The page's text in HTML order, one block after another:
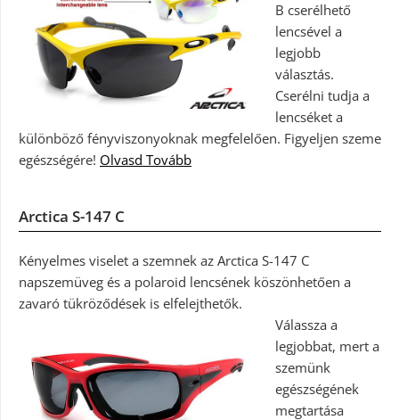
B cserélhető
lencsével a
legjobb
választás.
Cserélni tudja a
lencséket a
különböző fényviszonyoknak megfelelően. Figyeljen szeme
egészségére! Olvasd Tovább
Arctica S-147 C
Kényelmes viselet a szemnek az Arctica S-147 C
napszemüveg és a polaroid lencsének köszönhetően a
zavaró tükröződések is elfelejthetők.
Válassza a
legjobbat, mert a
szemünk
egészségének
megtartása